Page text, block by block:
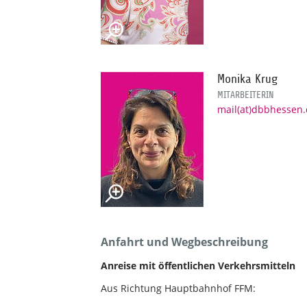
Monika Krug
MITARBEITERIN
Anfahrt und Wegbeschreibung
Anreise mit öffentlichen Verkehrsmitteln
Aus Richtung Hauptbahnhof FFM: